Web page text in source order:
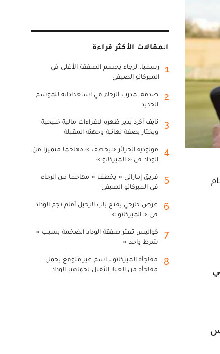
المقالات الأكثر قراءة
1
رسميا..الرجاء يحسم الصفقة الأغلى في
الميركاتو الصيفي
2
صدمة لمدرب الرجاء في استعداداته للموسم
الجديد
3
نايف أكرد يدير ظهره لاغراءات مالية خليجية
ويختار بصفة نهائية وجهته المقبلة
4
مولودية الجزائر « يخطف » مهاجما متميزا من
الوداد في « الميركاتو »
5
فريق إماراتي « يخطف » مهاجما من الرجاء
في الميركاتو الصيفي
6
عرض خارجي يفتح باب الرحيل أمام نجم الوداد
في « الميركاتو »
7
كواليس تعثر صفقة الوداد الضخمة بسبب «
شرط واحد »
8
مفاجأة الميركاتو... اسم غير متوقع يحمل
مفاجأة من العيار الثقيل لجماهير الوداد